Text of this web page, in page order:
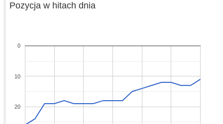
Pozycja w hitach dnia
0
10
20